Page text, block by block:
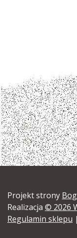
Projekt strony
Realizacja © 2026
Regulamin sklepu |